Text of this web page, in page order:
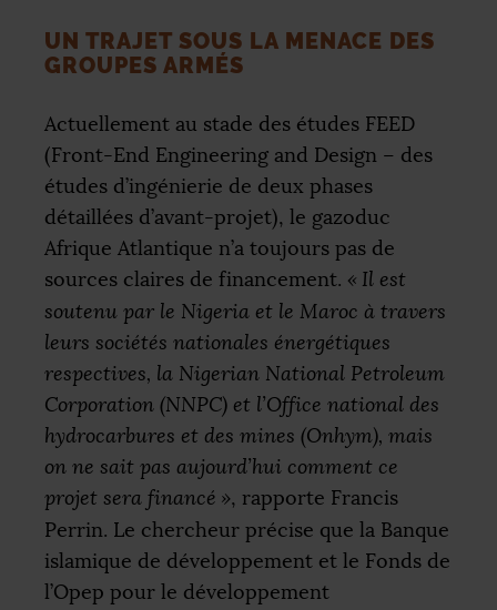
UN TRAJET SOUS LA MENACE DES
GROUPES ARMÉS
Actuellement au stade des études FEED
(Front-End Engineering and Design – des
études d’ingénierie de deux phases
détaillées d’avant-projet), le gazoduc
Afrique Atlantique n’a toujours pas de
sources claires de financement. « Il est
soutenu par le Nigeria et le Maroc à travers
leurs sociétés nationales énergétiques
respectives, la Nigerian National Petroleum
Corporation (NNPC) et l’Office national des
hydrocarbures et des mines (Onhym), mais
on ne sait pas aujourd’hui comment ce
projet sera financé », rapporte Francis
Perrin. Le chercheur précise que la Banque
islamique de développement et le Fonds de
l’Opep pour le développement